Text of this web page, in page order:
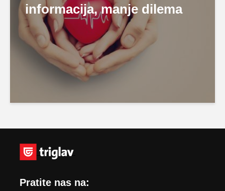
informacija, manje dilema
Pratite nas na: